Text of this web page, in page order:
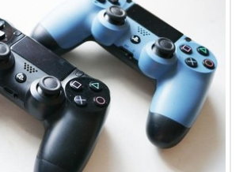
SOUNDSLAYER
SC-GNW10
応の首掛けタイプ
SIE PULSE Elite
ワイヤレスヘッド
セット
上下左右360度の
立体的なサウンド
を実現
約幅213×奥行
高さ190mm